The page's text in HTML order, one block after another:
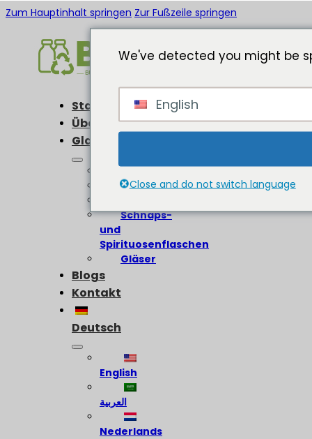
Zum Hauptinhalt springen Zur Fußzeile springen
Startseite
Über
Glasflaschen
Weinflaschen
Bierflaschen
Schnaps-
und
Spirituosenflaschen
Gläser
Blogs
Kontakt
Deutsch
English
العربية
Nederlands
We've detected you might be
English
Close and do not switch language